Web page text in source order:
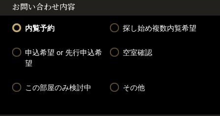
お問い合わせ内容
内覧予約 探し始め複数内覧希望
申込希望 or 先行申込希
望
空室確認
この部屋のみ検討中 その他